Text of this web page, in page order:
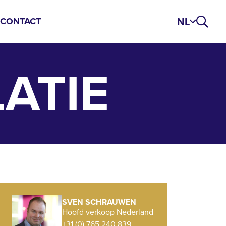
CONTACT NL
SVEN SCHRAUWEN
Hoofd verkoop Nederland